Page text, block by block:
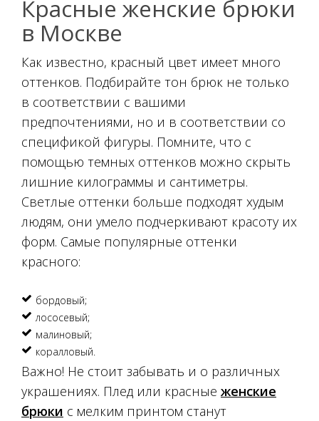
Красные женские брюки
в Москве
Как известно, красный цвет имеет много
оттенков. Подбирайте тон брюк не только
в соответствии с вашими
предпочтениями, но и в соответствии со
спецификой фигуры. Помните, что с
помощью темных оттенков можно скрыть
лишние килограммы и сантиметры.
Светлые оттенки больше подходят худым
людям, они умело подчеркивают красоту их
форм. Самые популярные оттенки
красного:
бордовый;
лососевый;
малиновый;
коралловый.
Важно! Не стоит забывать и о различных
украшениях. Плед или красные женские
брюки с мелким принтом станут